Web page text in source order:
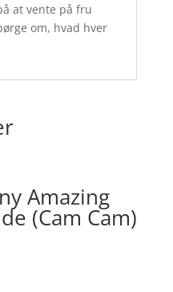
at vente på fru
om, hvad hver
Amazing
(Cam Cam)